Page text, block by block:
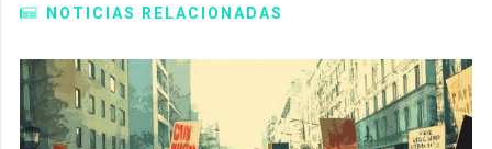
NOTICIAS RELACIONADAS